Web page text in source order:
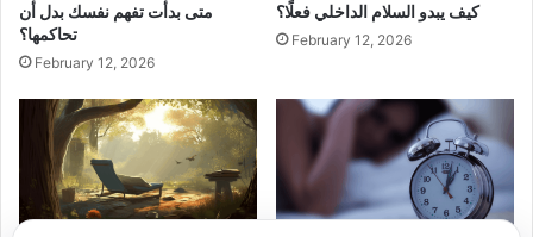
متى بدأت تفهم نفسك بدل أن
تحاكمها؟
February 12, 2026
كيف يبدو السلام الداخلي فعلًا؟
February 12, 2026